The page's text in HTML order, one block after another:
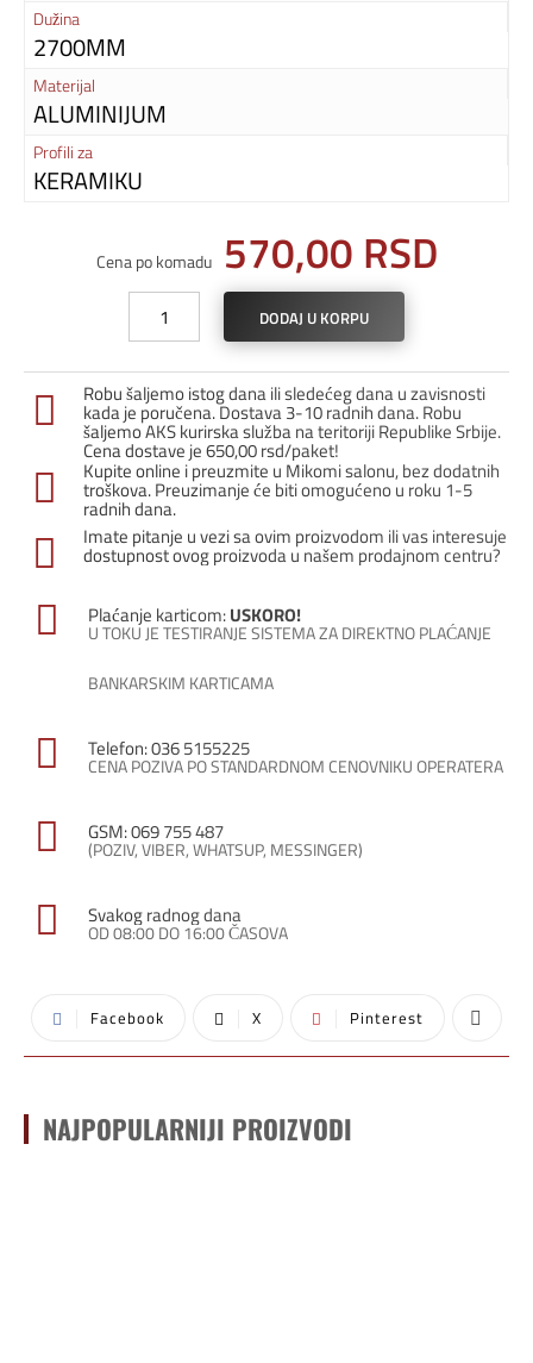
Dužina
2700MM
Materijal
ALUMINIJUM
Profili za
KERAMIKU
Cena po komadu 570,00 RSD
lajsna
laminat
ST-
43
/
Srebro
mat
količina
DODAJ U KORPU
Robu šaljemo istog dana ili sledećeg dana u zavisnosti
kada je poručena. Dostava 3-10 radnih dana. Robu
šaljemo AKS kurirska služba na teritoriji Republike Srbije.
Cena dostave je 650,00 rsd/paket!
Kupite online i preuzmite u Mikomi salonu, bez dodatnih
troškova. Preuzimanje će biti omogućeno u roku 1-5
radnih dana.
Imate pitanje u vezi sa ovim proizvodom ili vas interesuje
dostupnost ovog proizvoda u našem prodajnom centru?
Plaćanje karticom:USKORO!
U TOKU JE TESTIRANJE SISTEMA ZA DIREKTNO PLAĆANJE
BANKARSKIM KARTICAMA
Telefon: 036 5155225
CENA POZIVA PO STANDARDNOM CENOVNIKU OPERATERA
GSM: 069 755 487
(POZIV, VIBER, WHATSUP, MESSINGER)
Svakog radnog dana
OD 08:00 DO 16:00 ČASOVA
Facebook X Pinterest
NAJPOPULARNIJI PROIZVODI